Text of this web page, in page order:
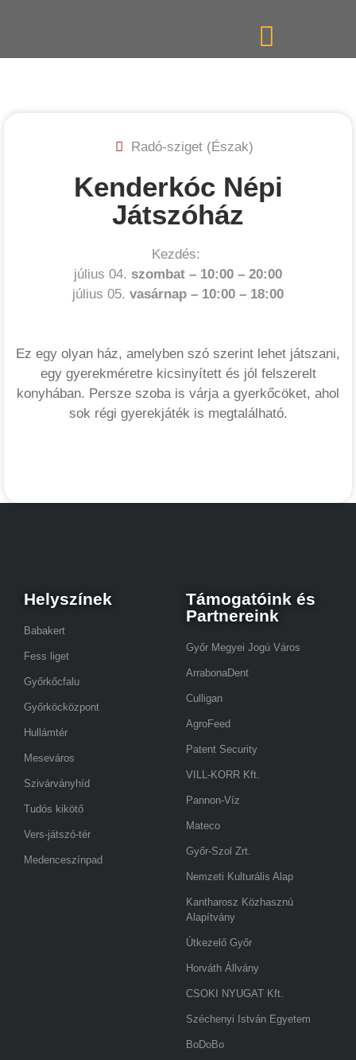
Radó-sziget (Észak)
Kenderkóc Népi
Játszóház
Kezdés:
július 04. szombat – 10:00 – 20:00
július 05. vasárnap – 10:00 – 18:00
Ez egy olyan ház, amelyben szó szerint lehet játszani,
egy gyerekméretre kicsinyített és jól felszerelt
konyhában. Persze szoba is várja a gyerkőcöket, ahol
sok régi gyerekjáték is megtalálható.
Helyszínek
Babakert
Fess liget
Győrkőcfalu
Győrköcközpont
Hullámtér
Meseváros
Szivárványhíd
Tudós kikötő
Vers-játszó-tér
Medenceszínpad
Támogatóink és
Partnereink
Győr Megyei Jogú Város
ArrabonaDent
Culligan
AgroFeed
Patent Security
VILL-KORR Kft.
Pannon-Víz
Mateco
Győr-Szol Zrt.
Nemzeti Kulturális Alap
Kantharosz Közhasznú
Alapítvány
Útkezelő Győr
Horváth Állvány
CSOKI NYUGAT Kft.
Széchenyi István Egyetem
BoDoBo